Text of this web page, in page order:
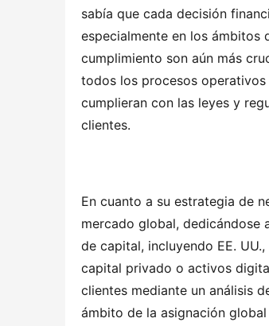
sabía que cada decisión
especialmente en los
cumplimiento son aún más
todos los procesos
cumplieran con las leyes y
clientes.
En cuanto a su estrategia de
mercado global, dedicándose
de capital, incluyendo EE.
capital privado o activos
clientes mediante un análisis
ámbito de la asignación